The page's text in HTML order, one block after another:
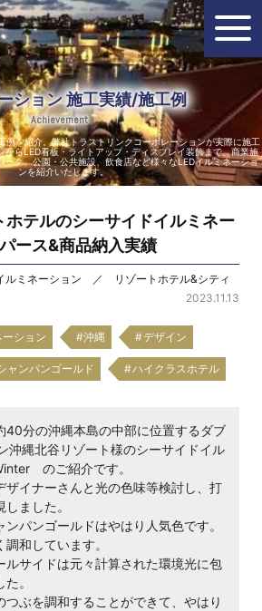
ション 施工実績/施工例
Achievement
例を紹介。弊社トラストリンクコーポレーションが実際に施工
からLED看板・ライトアップ・ディスプレイ装飾まで、商業施
ーク、公園・公共施設、飲食店など様々なLEDイルミネーショ
ンを紹介いたします。
ホテルのシーサイドイルミネー
ース&商品納入実績
ルミネーション ／ リゾートホテル&シティ
2023.11.13
ション 沖縄 デザイン
ャンパンゴールド ハイクラスホテル
40分の沖縄本島の中部に位置するダブ
沖縄北谷リゾート様のシーサイドイル
のご紹介です。
ザイナーさんと光の色味等検討し、打
ました。
パンゴールドはやはり人気色です。
和しています。
ルサイドは元々計算された環境光に包
。
つぶを調和することができて、やはり